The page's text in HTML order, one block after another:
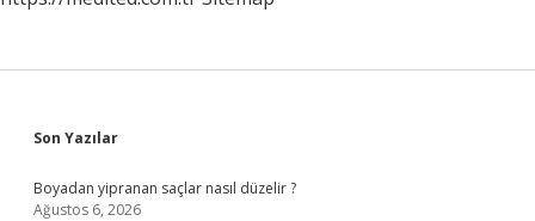
Sidebar
Son Yazılar
Boyadan yipranan saçlar nasıl düzelir ?
Ağustos 6, 2026